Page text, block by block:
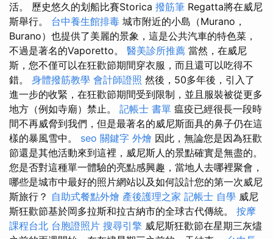
活。 歷史悠久的划船比賽Storica 撥筋筆 Regatta將在威尼
斯舉行。 台中養生館排毒 城市附近的小島（Murano，
Burano）也提供了美麗的景象，這是公共汽車的特色菜，
不過是著名的Vaporetto。 醫美診所推薦 當然，在威尼
斯，您不僅可以在狂歡節期間穿衣服，而且還可以吃得不
錯。 身體撥筋教學 會計師證照 然後，50多年後，引入了
進一步的收緊，在狂歡節期間受到限制，並且服裝被從更多
地方（例如寺廟）禁止。 記帳士 書單 瘟疫已經很長一段時
間不再威脅到我們，但是最著名的威尼斯面具的鼻子仍在這
樣的暴風雪中。 seo 關鍵字 外燴 因此，無論您是因為狂歡
節還是其他活動來到這裡，威尼斯人的景點確實是無盡的。
您是否對這種單一體驗的亮點感興趣，當地人去哪裡聚會，
哪些是城市中最好的照片網站以及如何設計您的第一次威尼
斯旅行？ 自助式餐點外燴 產後護理之家 記帳士 自學 威尼
斯狂歡節基於岡多拉斯和拉古納市的全球古代傳統。 按摩
課程台北 台胞證照片 搜尋引擎 威尼斯狂歡節在星期三灰燼